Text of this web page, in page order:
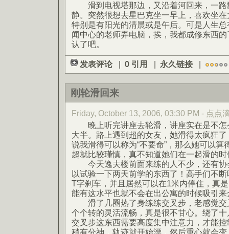
滑到电视塔那边，又沿着河回来，一路
静。突然很想去星巴克坐一早上，喜欢坐
特别是有阳光的清晨或是午后。可是人生
闻中心的老师弄电脑，挨，我都成修东西
认了吧。
发表评论 | 0 引用 | 永久链接 |
刚轮滑回来
Friday, October 13, 2006, 03:30 PM - 点点
晚上听完讲座去轮滑，讲座实在是不怎
大半。路上遇到超的女友，她滑得太疯狂
说我滑得可以称为“不要命”，那么她可以算
超就比较瑾慎，真不知道她们在一起滑的
今天逸夫楼前面来练的人不少，还有协
以试验一下两天前学的东西了！高手们不
T字刹车，并且居然可以在1米内停住，真
能有这水平也就不会在出公寓的时候吸引
滑了几圈热了身练练交叉步，老感觉交
个个转的灵活流畅，真是很不甘心。绕了
交叉步这东西需要高度集中注意力，才能
稍有分神，轨迹就开始漂，然后重心就会